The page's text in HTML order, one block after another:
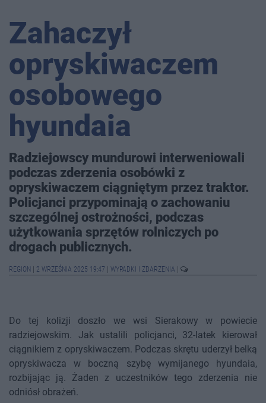
Zahaczył
opryskiwaczem
osobowego
hyundaia
Radziejowscy mundurowi interweniowali
podczas zderzenia osobówki z
opryskiwaczem ciągniętym przez traktor.
Policjanci przypominają o zachowaniu
szczególnej ostrożności, podczas
użytkowania sprzętów rolniczych po
drogach publicznych.
REGION 2 WRZEŚNIA 2025 19:47 WYPADKI I ZDARZENIA
Do tej kolizji doszło we wsi Sierakowy w powiecie
radziejowskim. Jak ustalili policjanci, 32-latek kierował
ciągnikiem z opryskiwaczem. Podczas skrętu uderzył belką
opryskiwacza w boczną szybę wymijanego hyundaia,
rozbijając ją. Żaden z uczestników tego zderzenia nie
odniósł obrażeń.